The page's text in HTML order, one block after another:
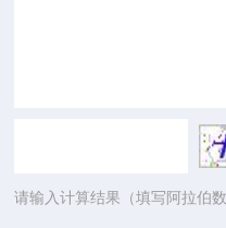
请输入计算结果（填写阿拉伯